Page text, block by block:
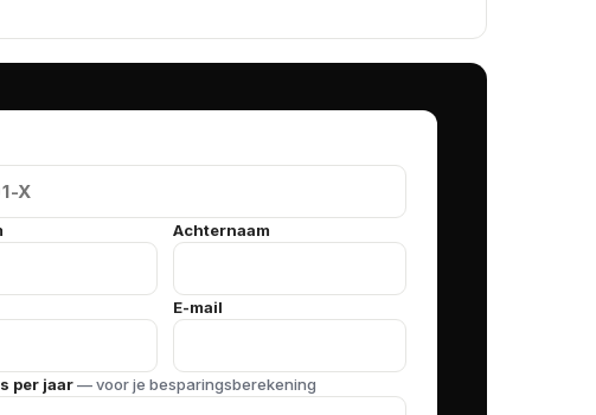
Achternaam
E-mail
per jaar— voor je besparingsberekening